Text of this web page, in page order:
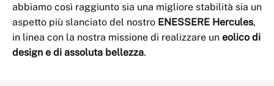
abbiamo così raggiunto sia una migliore stabilità sia un
aspetto più slanciato del nostro ENESSERE Hercules,
in linea con la nostra missione di realizzare un eolico di
design e di assoluta bellezza.